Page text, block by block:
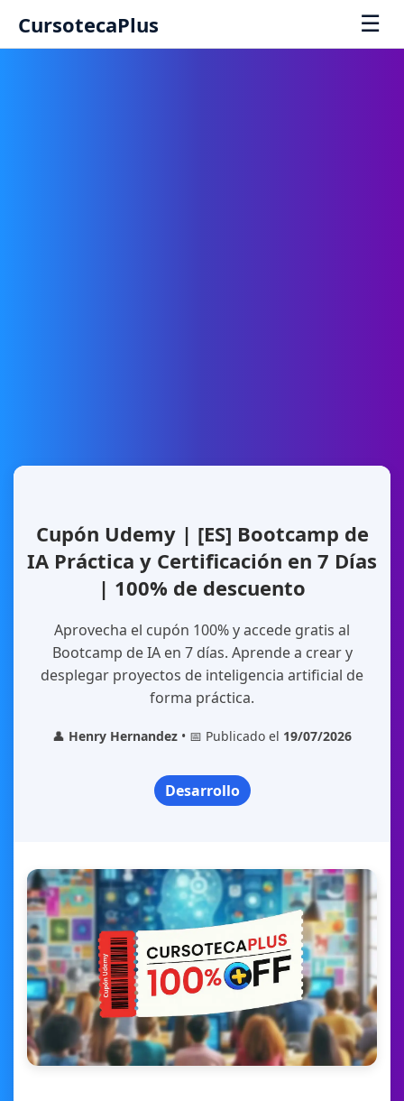
CursotecaPlus ☰
Cupón Udemy | [ES] Bootcamp de
IA Práctica y Certificación en 7 Días
| 100% de descuento
Aprovecha el cupón 100% y accede gratis al
Bootcamp de IA en 7 días. Aprende a crear y
desplegar proyectos de inteligencia artificial de
forma práctica.
👤 Henry Hernandez • 📅 Publicado el 19/07/2026
Desarrollo